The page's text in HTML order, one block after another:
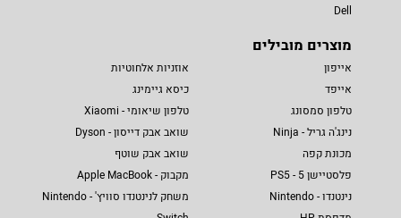
Dell
מוצרים מובילים
אייפון
אייפד
טלפון סמסונג
נינג'ה גריל - Ninja
מכונת קפה
פלסטיישן 5 - PS5
נינטנדו - Nintendo
אוזניות אלחוטיות
כיסא גיימינג
טלפון שיאומי - Xiaomi
שואב אבק דייסון - Dyson
שואב אבק שוטף
מקבוק - Apple MacBook
משחק לנינטנדו סוויץ' - Nintendo